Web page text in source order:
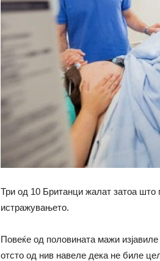
Три од 10 Британци жалат затоа што
истражувањето.
Повеќе од половината мажи
отсто од нив навеле дека не биле